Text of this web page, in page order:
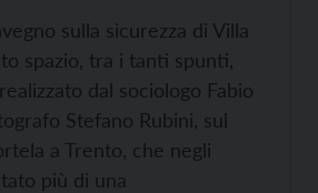
sulla sicurezza di Villa
spazio, tra i tanti spunti,
dal sociologo Fabio
Stefano Rubini, sul
a Trento, che negli
più di una